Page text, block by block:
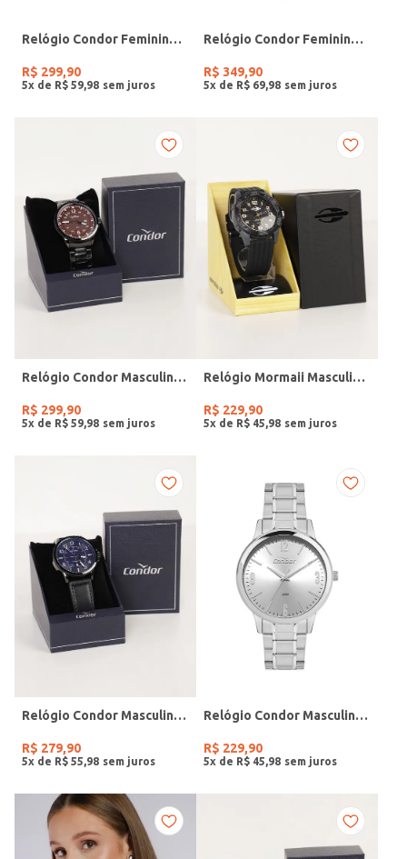
Relógio Condor Feminino DOURADO
R$ 299,90
5x de R$ 59 98
Relógio Condor Feminino DOURADO
R$ 349,90
5x de R$ 69 98
Relógio Condor Masculino PRETO
R$ 299,90
5x de R$ 59 98
Relógio Mormaii Masculino PRETO
R$ 229,90
5x de R$ 45 98
Relógio Condor Masculino PRETO
R$ 279,90
5x de R$ 55 98
Relógio Condor Masculino PRATA
R$ 229,90
5x de R$ 45 98